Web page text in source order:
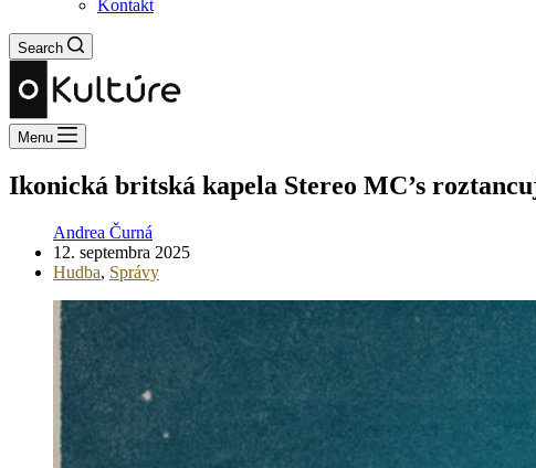
Kontakt
Search
Menu
Ikonická britská kapela Stereo MC’s
Andrea Čurná
12. septembra 2025
Hudba, Správy